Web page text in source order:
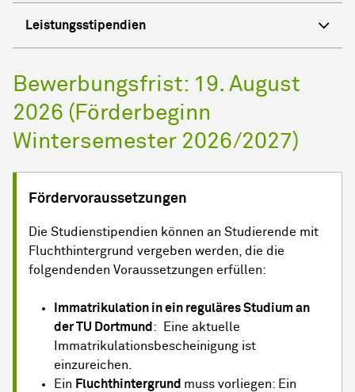
Leistungsstipendien
Bewerbungsfrist: 19. August
2026 (Förderbeginn
Wintersemester 2026/2027)
Fördervoraussetzungen
Die Studienstipendien können an Studierende mit
Fluchthintergrund vergeben werden, die die
folgendenden Voraussetzungen erfüllen:
Immatrikulation in ein reguläres Studium an
der TU Dortmund : Eine aktuelle
Immatrikulationsbescheinigung ist
einzureichen.
Ein Fluchthintergrund muss vorliegen: Ein